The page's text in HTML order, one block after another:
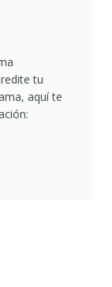
tu
aquí te